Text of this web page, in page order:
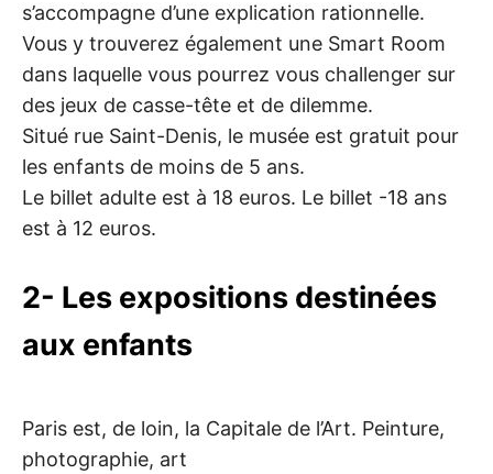
s’accompagne d’une explication rationnelle.
Vous y trouverez également une Smart Room
dans laquelle vous pourrez vous challenger sur
des jeux de casse-tête et de dilemme.
Situé rue Saint-Denis, le musée est gratuit pour
les enfants de moins de 5 ans.
Le billet adulte est à 18 euros. Le billet -18 ans
est à 12 euros.
2- Les expositions destinées
aux enfants
Paris est, de loin, la Capitale de l’Art. Peinture,
photographie, art